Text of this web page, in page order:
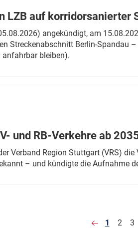
LZB auf korridorsanierter
angekündigt, am
Streckenabschnitt Berlin-Spandau
anfahrbar bleiben).
und RB-Verkehre ab
Verband Region Stuttgart (VRS)
– und kündigte die Aufnahme
1 2 3